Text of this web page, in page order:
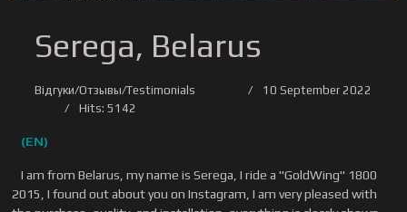
Serega, Belarus
Відгуки/Отзывы/Testimonials
10 September 2022
Hits: 5142
(EN)
I am from Belarus, my name is Serega, I ride a "GoldWing" 1800
2015, I found out about you on Instagram, I am very pleased with